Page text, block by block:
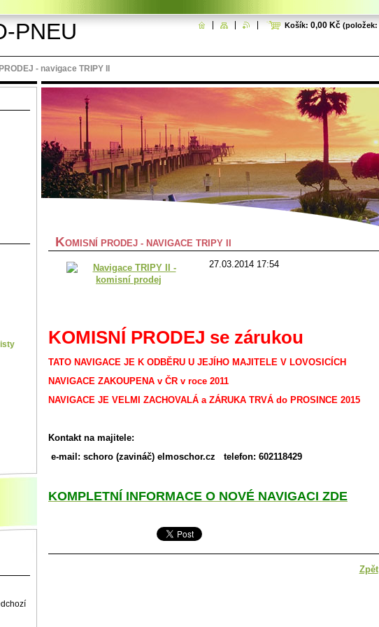
PNEU Košík: 0,00 Kč (položek:
- navigace TRIPY II
KOMISNÍ PRODEJ - NAVIGACE TRIPY II
27.03.2014 17:54
KOMISNÍ PRODEJ se zárukou
TATO NAVIGACE JE K ODBĚRU U JEJÍHO MAJITELE V LOVOSICÍCH
NAVIGACE ZAKOUPENA v ČR v roce 2011
NAVIGACE JE VELMI ZACHOVALÁ a ZÁRUKA TRVÁ do PROSINCE 2015
Kontakt na majitele:
e-mail: schoro (zavináč) elmoschor.cz telefon: 602118429
KOMPLETNÍ INFORMACE O NOVÉ NAVIGACI ZDE
Zpět